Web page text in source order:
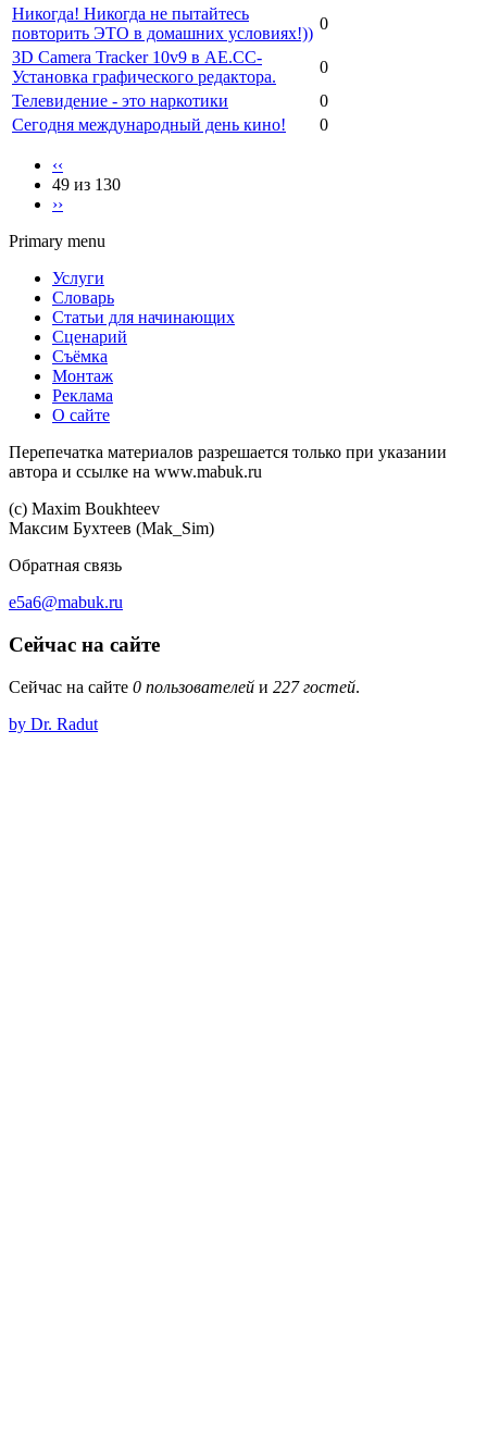
Никогда! Никогда не пытайтесь
повторить ЭТО в домашних условиях!))
0
3D Camera Tracker 10v9 в AЕ.СС-
Установка графического редактора.
0
Телевидение - это наркотики
0
Сегодня международный день кино!
0
‹‹
49 из 130
››
Primary menu
Услуги
Словарь
Статьи для начинающих
Сценарий
Съёмка
Монтаж
Реклама
О сайте
Перепечатка материалов разрешается только при указании
автора и ссылке на www.mabuk.ru
(c) Maхim Boukhteev
Максим Бухтеев (Mak_Sim)
Обратная связь
e5a6@mabuk.ru
Сейчас на сайте
Сейчас на сайте 0 пользователей и 227 гостей.
by Dr. Radut